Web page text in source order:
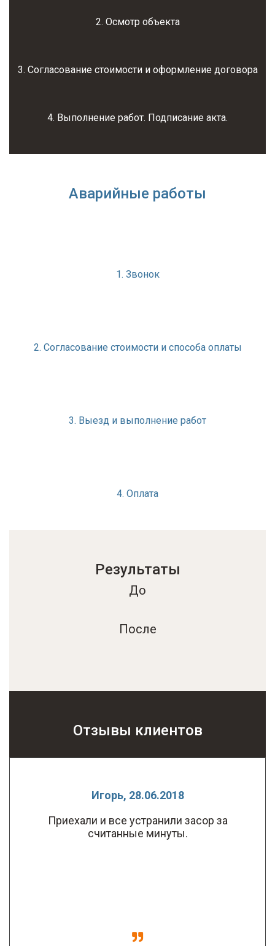
2. Осмотр объекта
3. Согласование стоимости и оформление договора
4. Выполнение работ. Подписание акта.
Аварийные работы
1. Звонок
2. Согласование стоимости и способа оплаты
3. Выезд и выполнение работ
4. Оплата
Результаты
До
После
Отзывы клиентов
Игорь, 28.06.2018
Приехали и все устранили засор за
считанные минуты.